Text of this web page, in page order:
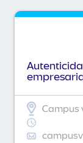
Campus